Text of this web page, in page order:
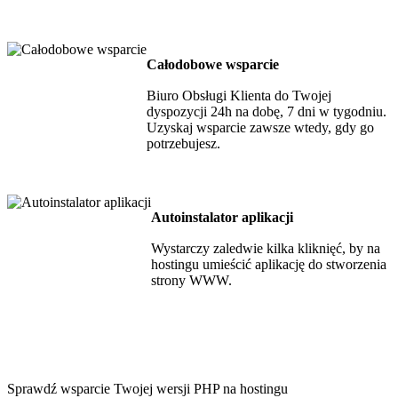
Całodobowe wsparcie
Biuro Obsługi Klienta do Twojej
dyspozycji 24h na dobę, 7 dni w tygodniu.
Uzyskaj wsparcie zawsze wtedy, gdy go
potrzebujesz.
Autoinstalator aplikacji
Wystarczy zaledwie kilka kliknięć, by na
hostingu umieścić aplikację do stworzenia
strony WWW.
Sprawdź wsparcie Twojej wersji PHP na hostingu